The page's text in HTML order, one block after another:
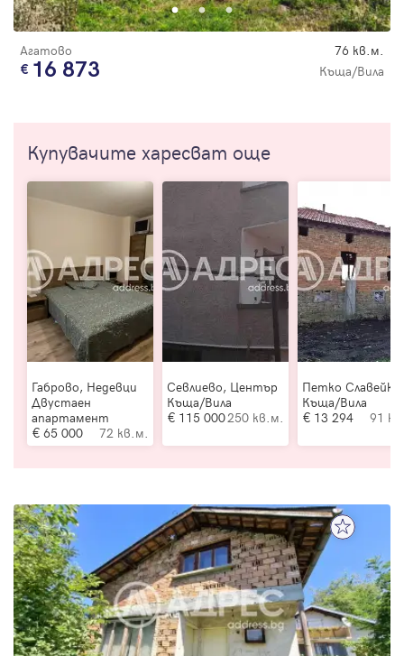
Агатово 76 кв.м.
16 873 Къща/Вила
Купувачите харесват още
Габрово, Недевци
Двустаен
апартамент
65 000
72 кв.м.
Севлиево, Център
Къща/Вила
115 000250 кв.м.
Петко
Къща/Вила
13 294
91